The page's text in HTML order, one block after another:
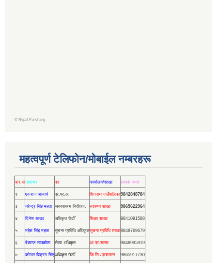
© Nepal Panchang
महत्वपूर्ण टेलिफोन/मोबाईल नम्बरहरू
क्र.सनाम/थर पद कार्यालय/शाखा सम्पर्क नम्वर
२ एकराज आचार्य प्र.प्र.अ. शिवनाथ गाउँपालिका9842848784
३ नरेन्द्र सिंह महता जनस्वास्थ्य निरीक्षक. स्वास्थ्य शाखा 9865622964
४ दिनेश साउद अधिकृत छैटौँ शिक्षाा शाखा 9841091588
५ महेश सिंह महता सूचना प्रविधि अधिकृतसूचना प्रविधि शाखा9848769679
६ देवराज सापकोटा लेखा अधिकृत आ.प्र.शाखा 9848995919
७ कोमल विक्रम सिंहअधिकृत छैठौँ जि.सि./प्रशासन 9865917730